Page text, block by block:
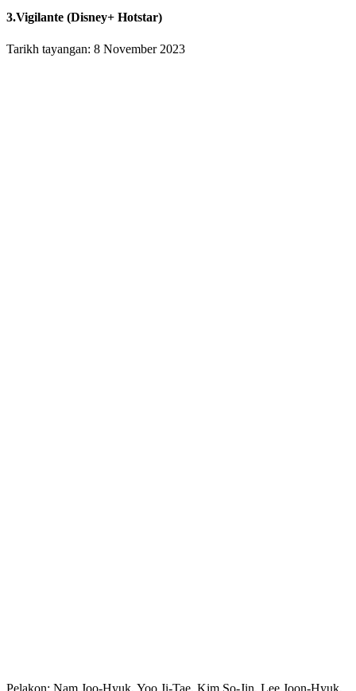
3.Vigilante (Disney+ Hotstar)
Tarikh tayangan: 8 November 2023
Pelakon: Nam Joo-Hyuk, Yoo Ji-Tae, Kim So-Jin, Lee Joon-Hyuk,